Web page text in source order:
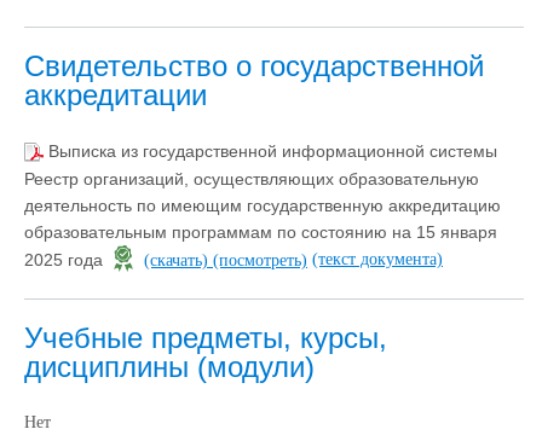
Свидетельство о государственной
аккредитации
Выписка из государственной информационной системы
Реестр организаций, осуществляющих образовательную
деятельность по имеющим государственную аккредитацию
образовательным программам по состоянию на 15 января
2025 года
(скачать) (посмотреть) (текст документа)
Учебные предметы, курсы,
дисциплины (модули)
Нет